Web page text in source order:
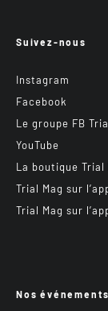
Suivez-nous
Instagram
Facebook
Le groupe FB
YouTube
La boutique Trial
Trial Mag sur
Trial Mag sur
Nos événements